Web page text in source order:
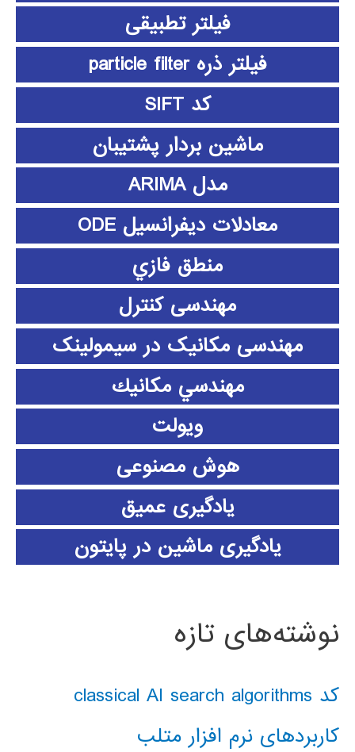
فیلتر تطبیقی
فیلتر ذره particle filter
کد SIFT
ماشین بردار پشتیبان
مدل ARIMA
معادلات دیفرانسیل ODE
منطق فازي
مهندسی کنترل
مهندسی مکانیک در سیمولینک
مهندسي مكانيك
ویولت
هوش مصنوعی
یادگیری عمیق
یادگیری ماشین در پایتون
نوشته‌های تازه
کد classical AI search algorithms
کاربردهای نرم افزار متلب